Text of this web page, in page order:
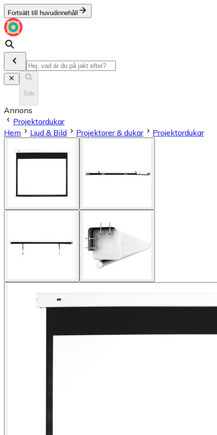
Fortsätt till huvudinnehåll
Sök
Annons
Projektordukar
Hem
Ljud & Bild Projektorer & dukar Projektordukar